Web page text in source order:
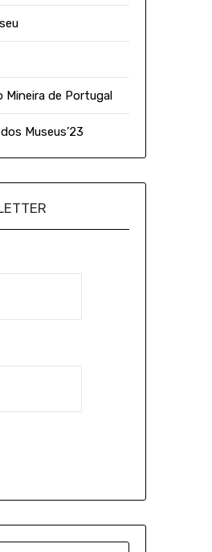
Mineira de Portugal
Museus’23